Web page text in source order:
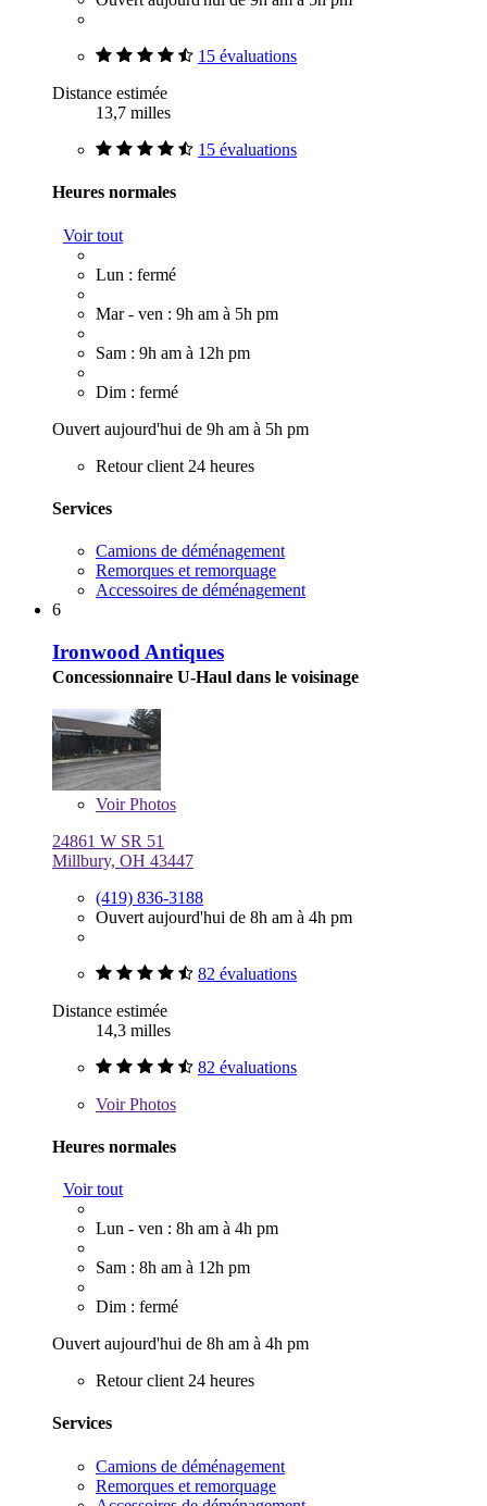
15 évaluations
Distance estimée
13,7 milles
15 évaluations
Heures normales
Voir tout
Lun : fermé
Mar - ven : 9h am à 5h pm
Sam : 9h am à 12h pm
Dim : fermé
Ouvert aujourd'hui de 9h am à 5h pm
Retour client 24 heures
Services
Camions de déménagement
Remorques et remorquage
Accessoires de déménagement
6
Ironwood Antiques
Concessionnaire U-Haul dans le voisinage
VoirPhotos
24861 W SR 51
Millbury, OH 43447
(419) 836-3188
Ouvert aujourd'hui de 8h am à 4h pm
82 évaluations
Distance estimée
14,3 milles
82 évaluations
VoirPhotos
Heures normales
Voir tout
Lun - ven : 8h am à 4h pm
Sam : 8h am à 12h pm
Dim : fermé
Ouvert aujourd'hui de 8h am à 4h pm
Retour client 24 heures
Services
Camions de déménagement
Remorques et remorquage